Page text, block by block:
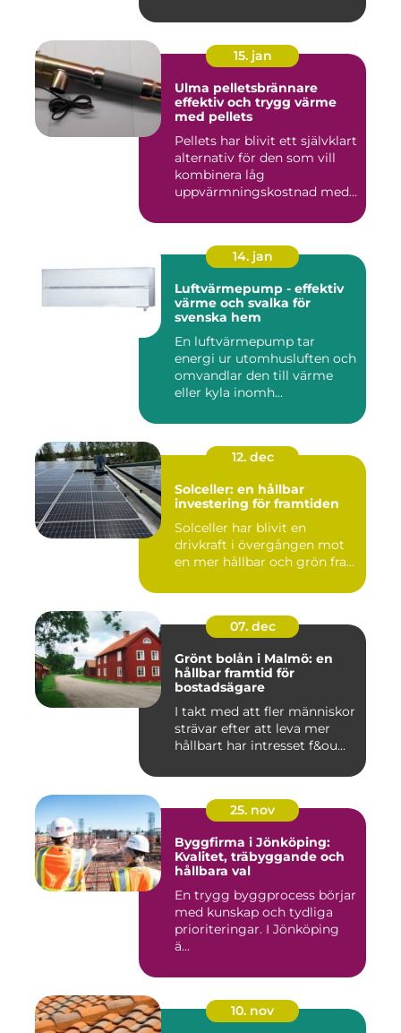
15. jan
Ulma pelletsbrännare
effektiv och trygg värme
med pellets
Pellets har blivit ett självklart
alternativ för den som vill
kombinera låg
uppvärmningskostnad med
14. jan
Luftvärmepump - effektiv
värme och svalka för
svenska hem
En luftvärmepump tar
energi ur utomhusluften och
omvandlar den till värme
eller kyla inomh...
12. dec
Solceller: en hållbar
investering för framtiden
Solceller har blivit en
drivkraft i övergången mot
en mer hållbar och grön fra...
07. dec
Grönt bolån i Malmö: en
hållbar framtid för
bostadsägare
I takt med att fler människor
strävar efter att leva mer
hållbart har intresset f&ou...
25. nov
Byggfirma i Jönköping:
Kvalitet, träbyggande och
hållbara val
En trygg byggprocess börjar
med kunskap och tydliga
prioriteringar. I Jönköping
ä...
10. nov